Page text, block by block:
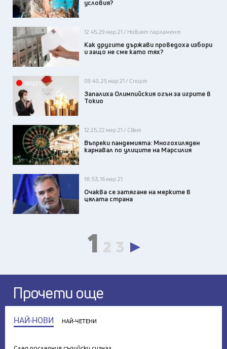
условия?
12:45, 29 мар 21 / Новият парламент
Как другите държави проведоха избори
и защо не сме като тях?
ВИДЕО 09:40, 25 мар 21 / Спорт
Запалиха Олимпийския огън за игрите в
Токио
12:25, 22 мар 21 / Свят
Въпреки пандемията: Многохиляден
карнавал по улиците на Марсилия
18:53, 16 мар 21
Очаква се затягане на мерките в
цялата страна
1 2 3
Прочети още
НАЙ-НОВИ НАЙ-ЧЕТЕНИ